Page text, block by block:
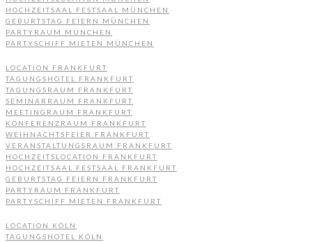
HOCHZEITSAAL FESTSAAL MÜNCHEN
GEBURTSTAG FEIERN MÜNCHEN
PARTYRAUM MÜNCHEN
PARTYSCHIFF MIETEN MÜNCHEN
LOCATION FRANKFURT
TAGUNGSHOTEL FRANKFURT
TAGUNGSRAUM FRANKFURT
SEMINARRAUM FRANKFURT
MEETINGRAUM FRANKFURT
KONFERENZRAUM FRANKFURT
WEIHNACHTSFEIER FRANKFURT
VERANSTALTUNGSRAUM FRANKFURT
HOCHZEITSLOCATION FRANKFURT
HOCHZEITSAAL FESTSAAL FRANKFURT
GEBURTSTAG FEIERN FRANKFURT
PARTYRAUM FRANKFURT
PARTYSCHIFF MIETEN FRANKFURT
LOCATION KÖLN
TAGUNGSHOTEL KÖLN